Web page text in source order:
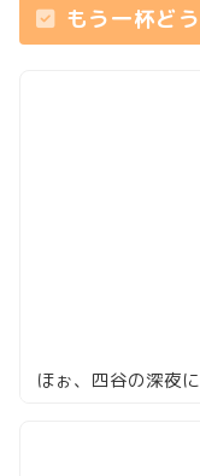
もう一杯どう